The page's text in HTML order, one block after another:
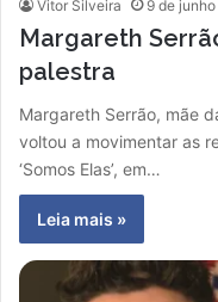
Vitor Silveira 9 de
Margareth
palestra
Margareth Serrão, mãe
voltou a movimentar as
‘Somos Elas’, em…
Leia mais »